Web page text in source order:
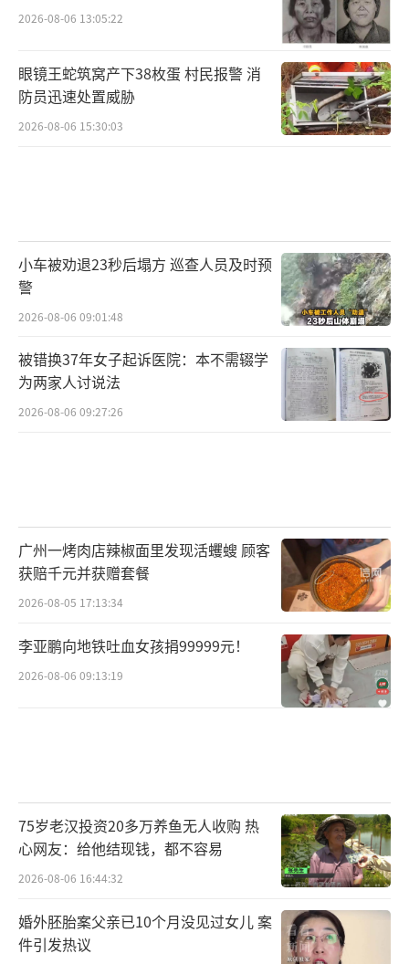
2026-08-06 13:05:22
眼镜王蛇筑窝产下38枚蛋 村民报警 消
防员迅速处置威胁
2026-08-06 15:30:03
小车被劝退23秒后塌方 巡查人员及时预
警
2026-08-06 09:01:48
被错换37年女子起诉医院：本不需辍学
为两家人讨说法
2026-08-06 09:27:26
广州一烤肉店辣椒面里发现活蠼螋 顾客
获赔千元并获赠套餐
2026-08-05 17:13:34
李亚鹏向地铁吐血女孩捐99999元！
2026-08-06 09:13:19
75岁老汉投资20多万养鱼无人收购 热
心网友：给他结现钱，都不容易
2026-08-06 16:44:32
婚外胚胎案父亲已10个月没见过女儿 案
件引发热议